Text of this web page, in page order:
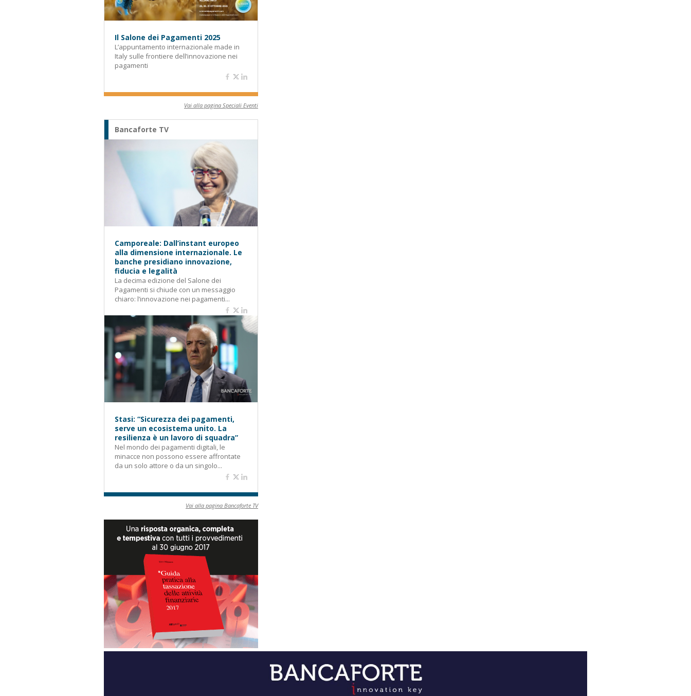
Il Salone dei Pagamenti 2025
L’appuntamento internazionale made in
Italy sulle frontiere dell’innovazione nei
pagamenti
Vai alla pagina Speciali Eventi
Bancaforte TV
Camporeale: Dall’instant europeo
alla dimensione internazionale. Le
banche presidiano innovazione,
fiducia e legalità
La decima edizione del Salone dei
Pagamenti si chiude con un messaggio
chiaro: l’innovazione nei pagamenti...
Stasi: “Sicurezza dei pagamenti,
serve un ecosistema unito. La
resilienza è un lavoro di squadra”
Nel mondo dei pagamenti digitali, le
minacce non possono essere affrontate
da un solo attore o da un singolo...
Vai alla pagina Bancaforte TV